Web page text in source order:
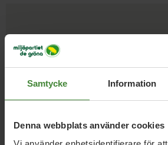
Samtycke Information
Denna webbplats använder cookies
Uppdrag med
Höggren
Kommunfullmäktige